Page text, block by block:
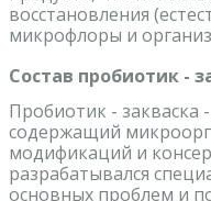
восстановления
микрофлоры и
Состав пробиотик -
Пробиотик - закваска
содержащий
модификаций и
разрабатывался
основных проблем и